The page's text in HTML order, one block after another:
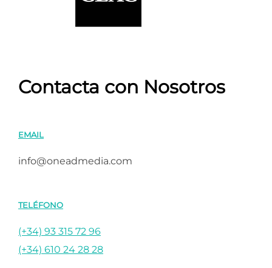
Contacta con Nosotros
EMAIL
info@oneadmedia.com
TELÉFONO
(+34) 93 315 72 96
(+34) 610 24 28 28